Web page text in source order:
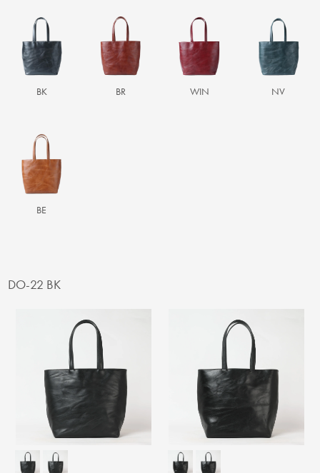
BK BR WIN NV
BE
DO-22 BK